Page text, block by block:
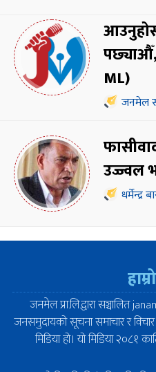
ML)
जनमेल
उज्ज्वल
धर्मेन्द्र
जनमेल प्रा.लि.द्वारा सञ्चालित
जनसमुदायको सूचना समाचार र
मिडिया हो। यो मिडिया २०८१